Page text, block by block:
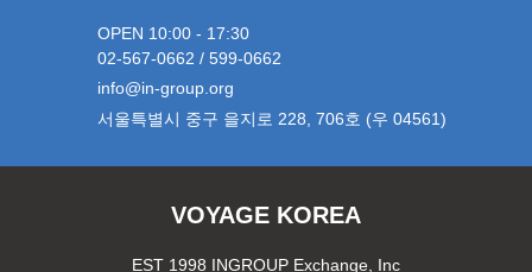
OPEN 10:00 - 17:30
02-567-0662 / 599-0662
info@in-group.org
서울특별시 중구 을지로 228, 706호 (우 04561)
VOYAGE KOREA
EST 1998 INGROUP Exchange, Inc